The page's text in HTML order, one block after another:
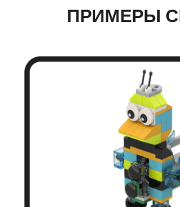
ПРИМЕРЫ